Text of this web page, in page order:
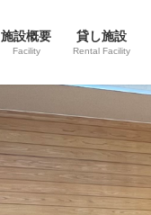
施設概要
Facility
貸し施設
Rental Facility